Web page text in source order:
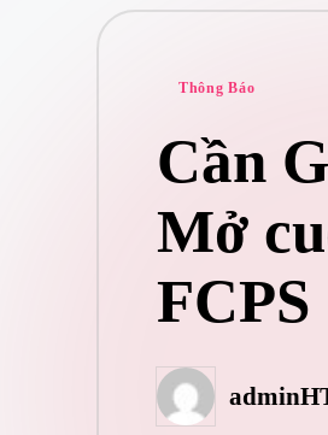
Posted
Thông Báo
Cần
Mở
FCPS
Posted